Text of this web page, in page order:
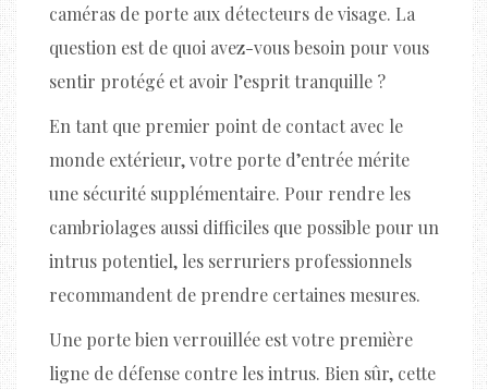
caméras de porte aux détecteurs de visage. La
question est de quoi avez-vous besoin pour vous
sentir protégé et avoir l’esprit tranquille ?
En tant que premier point de contact avec le
monde extérieur, votre porte d’entrée mérite
une sécurité supplémentaire. Pour rendre les
cambriolages aussi difficiles que possible pour un
intrus potentiel, les serruriers professionnels
recommandent de prendre certaines mesures.
Une porte bien verrouillée est votre première
ligne de défense contre les intrus. Bien sûr, cette